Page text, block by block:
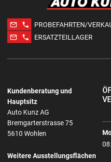
mail_outline phone PROBEFAHRTEN/
mail_outline
phone ERSATZTEILLAGER
Kundenberatung und
Hauptsitz
Auto Kunz AG
Bremgarterstrasse 75
5610 Wohlen
Weitere Ausstellungsflächen